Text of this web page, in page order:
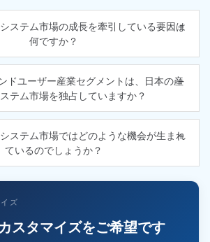
ステム市場の成長を牽引している要因は
何ですか？
ドユーザー産業セグメントは、日本の産
テム市場を独占していますか？
ステム市場ではどのような機会が生まれ
ているのでしょうか？
ズ
スタマイズをご希望です